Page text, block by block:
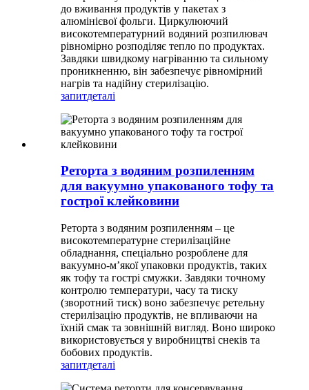
до вживання продуктів у пакетах з
алюмінієвої фольги. Циркулюючий
високотемпературний водяний розпилювач
рівномірно розподіляє тепло по продуктах.
Завдяки швидкому нагріванню та сильному
проникненню, він забезпечує рівномірний
нагрів та надійну стерилізацію.
запитдеталі
Реторта з водяним розпиленням
для вакуумно упакованого тофу та
гострої клейковини
Реторта з водяним розпиленням – це
високотемпературне стерилізаційне
обладнання, спеціально розроблене для
вакуумно-м’якої упаковки продуктів, таких
як тофу та гострі смужки. Завдяки точному
контролю температури, часу та тиску
(зворотний тиск) воно забезпечує ретельну
стерилізацію продуктів, не впливаючи на
їхній смак та зовнішній вигляд. Воно широко
використовується у виробництві снеків та
бобових продуктів.
запитдеталі